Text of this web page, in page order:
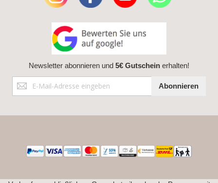
Newsletter abonnieren und 5€ Gutschein erhalten!
Anmeldung
zum
Abonnieren